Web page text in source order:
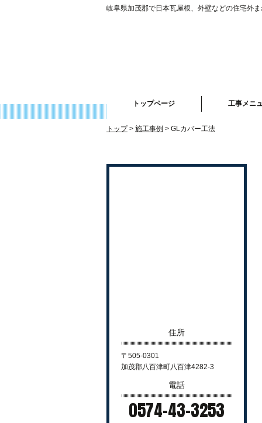
岐阜県加茂郡で日本瓦屋根、外壁などの住宅外
トップページ 工事メニ
トップ 施工事例 GLカバー工法
住所
〒505-0301
加茂郡八百津町八百津4282-3
電話
0574-43-3253